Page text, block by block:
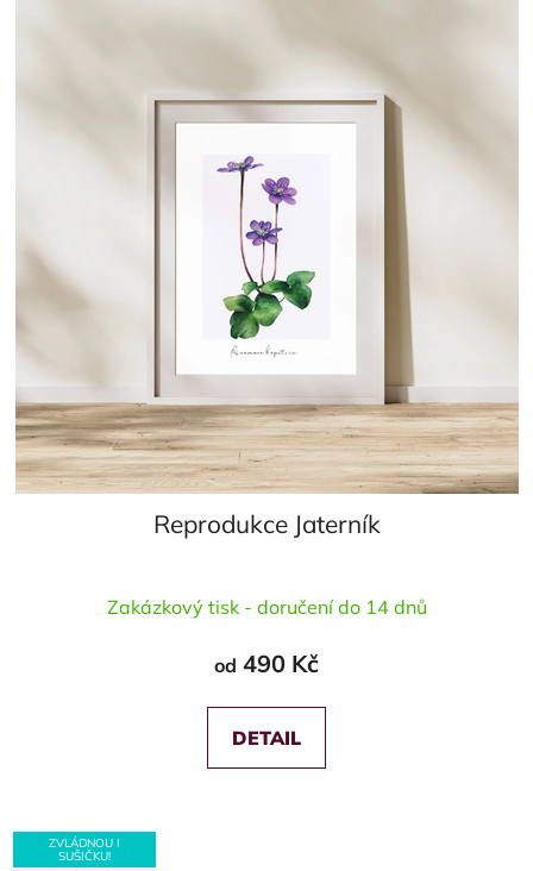
Reprodukce Jaterník
hodnocení
je
5,0
z
5
Zakázkový tisk - doručení do 14 dnů
od 490 Kč
DETAIL
ZVLÁDNOU I
SUŠIČKU!